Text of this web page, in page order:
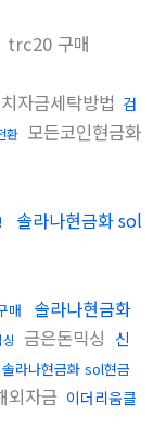
trc20 구매
자금세탁방법 검
환 모든코인현금화
솔라나현금화 sol
매 솔라나현금화
금은돈믹싱 신
솔라나현금화 sol현금
외자금 이더리움클